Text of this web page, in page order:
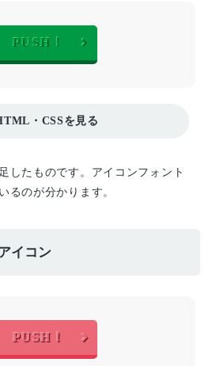
PUSH！
・CSSを見る
したものです。アイコンフォント
るのが分かります。
イコン
PUSH！